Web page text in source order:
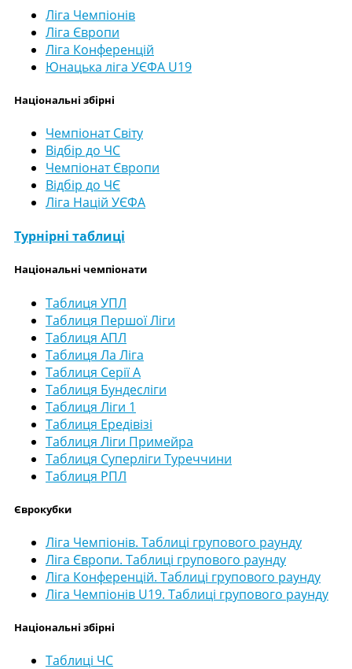
Ліга Чемпіонів
Ліга Європи
Ліга Конференцій
Юнацька ліга УЄФА U19
Національні збірні
Чемпіонат Світу
Відбір до ЧС
Чемпіонат Європи
Відбір до ЧЄ
Ліга Націй УЄФА
Турнірні таблиці
Національні чемпіонати
Таблиця УПЛ
Таблиця Першої Ліги
Таблиця АПЛ
Таблиця Ла Ліга
Таблиця Серії А
Таблиця Бундесліги
Таблиця Ліги 1
Таблиця Ередівізі
Таблиця Ліги Примейра
Таблиця Суперліги Туреччини
Таблиця РПЛ
Єврокубки
Ліга Чемпіонів. Таблиці групового раунду
Ліга Європи. Таблиці групового раунду
Ліга Конференцій. Таблиці групового раунду
Ліга Чемпіонів U19. Таблиці групового раунду
Національні збірні
Таблиці ЧС